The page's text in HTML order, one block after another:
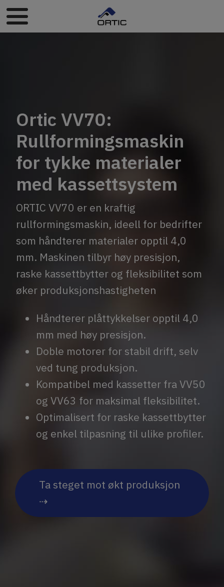
Ortic VV70:
Rullformingsmaskin
for tykke materialer
med kassettsystem
ORTIC VV70 er en kraftig
rullformingsmaskin, ideell for bedrifter
som håndterer materialer opptil 4,0
mm. Maskinen tilbyr høy presisjon,
raske kassettbytter og fleksibilitet som
øker produksjonshastigheten
Håndterer plåttykkelser opptil 4,0
mm med høy presisjon.
Doble motorer for stabil drift, selv
ved tung produksjon.
Kompatibel med kassetter fra VV50
og VV63 for maksimal fleksibilitet.
Optimalisert for raske kassettbytter
og enkel tilpasning til ulike profiler.
Ta steget mot økt produksjon
⇢